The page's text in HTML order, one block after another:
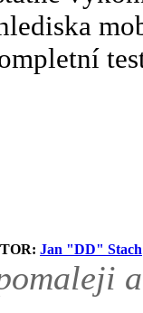
Jan "DD" Stach